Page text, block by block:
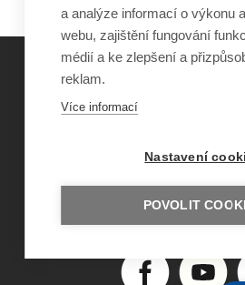
©Obecně prospěšná
ISSN 1805-
Odběr novinek e-
a analýze informací o výkonu
webu, zajištění fungování
médií a ke zlepšení a
reklam.
Více informací
Nastavení
POVOLIT